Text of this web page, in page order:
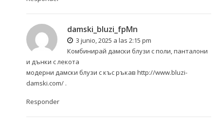
damski_bluzi_fpMn
3 junio, 2025 a las 2:15 pm
Комбинирай дамски блузи с поли, панталони
и дънки с лекота
модерни дамски блузи с къс ръкав http://www.bluzi-
damski.com/.
Responder